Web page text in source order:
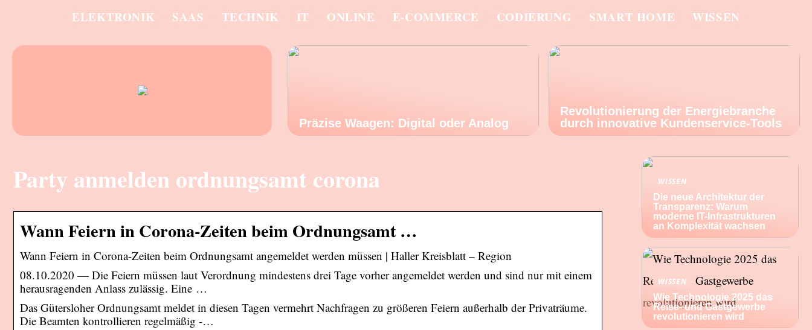
ELEKTRONIK SAAS TECHNIK IT ONLINE E-COMMERCE CODIERUNG SMART HOME WISSEN
Präzise Waagen: Digital oder Analog
Revolutionierung der Energiebranche
durch innovative Kundenservice-Tools
Party anmelden ordnungsamt corona
Wann Feiern in Corona-Zeiten beim Ordnungsamt …
Wann Feiern in Corona-Zeiten beim Ordnungsamt angemeldet werden müssen | Haller Kreisblatt – Region
08.10.2020 — Die Feiern müssen laut Verordnung mindestens drei Tage vorher angemeldet werden und sind nur mit einem
herausragenden Anlass zulässig. Eine …
Das Gütersloher Ordnungsamt meldet in diesen Tagen vermehrt Nachfragen zu größeren Feiern außerhalb der Privaträume.
Die Beamten kontrollieren regelmäßig -…
WISSEN
Die neue Architektur der
Transparenz: Warum
moderne IT-Infrastrukturen
an Komplexität wachsen
WISSEN
Wie Technologie 2025 das
Reise- und Gastgewerbe
revolutionieren wird